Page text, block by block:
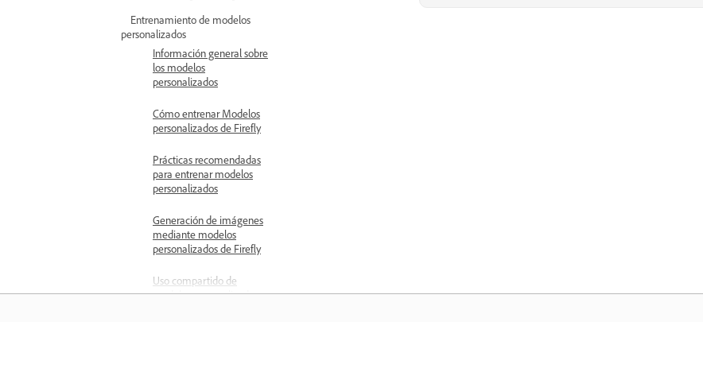
Entrenamiento de modelos
personalizados
Información general sobre
los modelos
personalizados
Cómo entrenar Modelos
personalizados de Firefly
Prácticas recomendadas
para entrenar modelos
personalizados
Generación de imágenes
mediante modelos
personalizados de Firefly
Uso compartido de
modelos personalizados